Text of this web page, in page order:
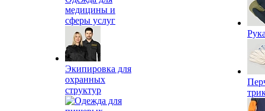
медицины и
сферы услуг
Экипировка для
охранных
структур